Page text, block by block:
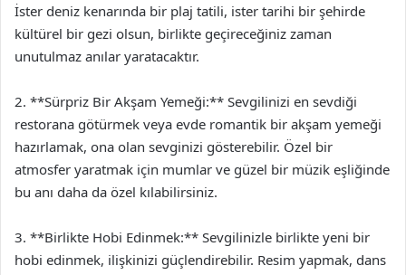
İster deniz kenarında bir plaj tatili, ister tarihi bir şehirde
kültürel bir gezi olsun, birlikte geçireceğiniz zaman
unutulmaz anılar yaratacaktır.
2. **Sürpriz Bir Akşam Yemeği:** Sevgilinizi en sevdiği
restorana götürmek veya evde romantik bir akşam yemeği
hazırlamak, ona olan sevginizi gösterebilir. Özel bir
atmosfer yaratmak için mumlar ve güzel bir müzik eşliğinde
bu anı daha da özel kılabilirsiniz.
3. **Birlikte Hobi Edinmek:** Sevgilinizle birlikte yeni bir
hobi edinmek, ilişkinizi güçlendirebilir. Resim yapmak, dans